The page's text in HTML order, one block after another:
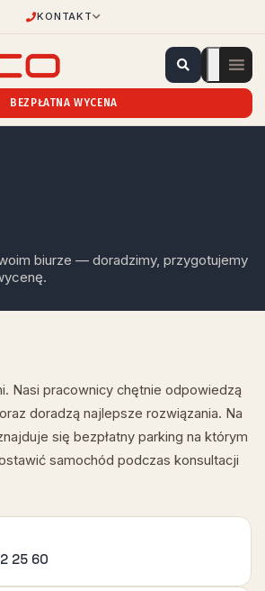
KONTAKT
BEZPŁATNA WYCENA
biurze — doradzimy, przygotujemy
Nasi pracownicy chętnie odpowiedzą
doradzą najlepsze rozwiązania. Na
się bezpłatny parking na którym
samochód podczas konsultacji
25 60